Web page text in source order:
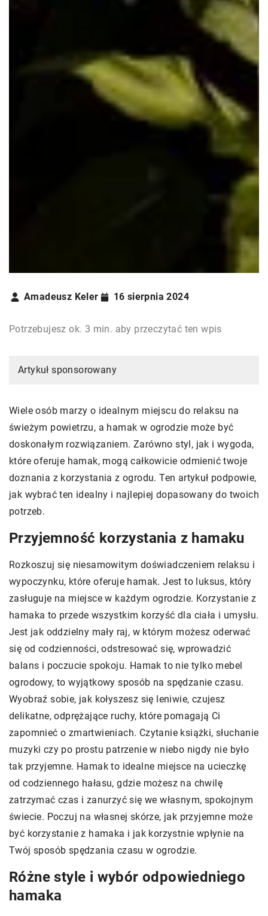
Amadeusz Keler 16 sierpnia 2024
Potrzebujesz ok. 3 min. aby przeczytać ten wpis
Artykuł sponsorowany
Wiele osób marzy o idealnym miejscu do relaksu na
świeżym powietrzu, a hamak w ogrodzie może być
doskonałym rozwiązaniem. Zarówno styl, jak i wygoda,
które oferuje hamak, mogą całkowicie odmienić twoje
doznania z korzystania z ogrodu. Ten artykuł podpowie,
jak wybrać ten idealny i najlepiej dopasowany do twoich
potrzeb.
Przyjemność korzystania z hamaku
Rozkoszuj się niesamowitym doświadczeniem relaksu i
wypoczynku, które oferuje hamak. Jest to luksus, który
zasługuje na miejsce w każdym ogrodzie. Korzystanie z
hamaka to przede wszystkim korzyść dla ciała i umysłu.
Jest jak oddzielny mały raj, w którym możesz oderwać
się od codzienności, odstresować się, wprowadzić
balans i poczucie spokoju. Hamak to nie tylko mebel
ogrodowy, to wyjątkowy sposób na spędzanie czasu.
Wyobraź sobie, jak kołyszesz się leniwie, czujesz
delikatne, odprężające ruchy, które pomagają Ci
zapomnieć o zmartwieniach. Czytanie książki, słuchanie
muzyki czy po prostu patrzenie w niebo nigdy nie było
tak przyjemne. Hamak to idealne miejsce na ucieczkę
od codziennego hałasu, gdzie możesz na chwilę
zatrzymać czas i zanurzyć się we własnym, spokojnym
świecie. Poczuj na własnej skórze, jak przyjemne może
być korzystanie z hamaka i jak korzystnie wpłynie na
Twój sposób spędzania czasu w ogrodzie.
Różne style i wybór odpowiedniego
hamaka